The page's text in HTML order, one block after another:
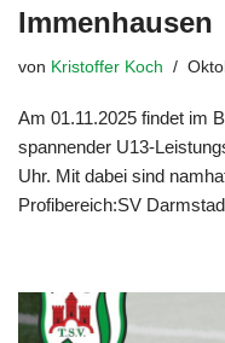
Immenhausen
von Kristoffer Koch
Am 01.11.2025 findet im
spannender U13-
Uhr. Mit dabei sind
Profibereich:SV